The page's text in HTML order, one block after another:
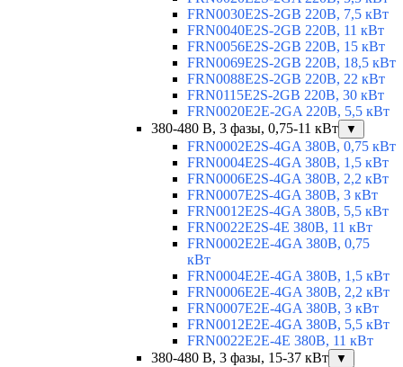
FRN0030E2S-2GB 220В, 7,5 кВт
FRN0040E2S-2GB 220В, 11 кВт
FRN0056E2S-2GB 220В, 15 кВт
FRN0069E2S-2GB 220В, 18,5 кВт
FRN0088E2S-2GB 220В, 22 кВт
FRN0115E2S-2GB 220В, 30 кВт
FRN0020E2E-2GA 220В, 5,5 кВт
380-480 В, 3 фазы, 0,75-11 кВт
▼
FRN0002E2S-4GA 380В, 0,75 кВт
FRN0004E2S-4GA 380В, 1,5 кВт
FRN0006E2S-4GA 380В, 2,2 кВт
FRN0007E2S-4GA 380В, 3 кВт
FRN0012E2S-4GA 380В, 5,5 кВт
FRN0022E2S-4E 380В, 11 кВт
FRN0002E2E-4GA 380В, 0,75
кВт
FRN0004E2E-4GA 380В, 1,5 кВт
FRN0006E2E-4GA 380В, 2,2 кВт
FRN0007E2E-4GA 380В, 3 кВт
FRN0012E2E-4GA 380В, 5,5 кВт
FRN0022E2E-4E 380В, 11 кВт
380-480 В, 3 фазы, 15-37 кВт
▼